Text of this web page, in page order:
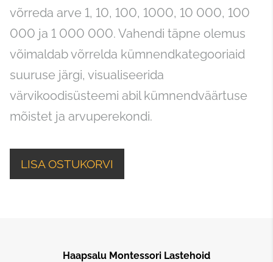
võrreda arve 1, 10, 100, 1000, 10 000, 100
000 ja 1 000 000. Vahendi täpne olemus
võimaldab võrrelda kümnendkategooriaid
suuruse järgi, visualiseerida
värvikoodisüsteemi abil kümnendväärtuse
mõistet ja arvuperekondi.
LISA OSTUKORVI
Haapsalu Montessori Lastehoid